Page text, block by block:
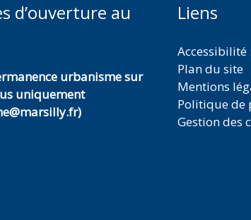
d’ouverture au
urbanisme sur
uniquement
Liens
Accessibilité
Plan du site
Mentions
Politique de
Gestion des